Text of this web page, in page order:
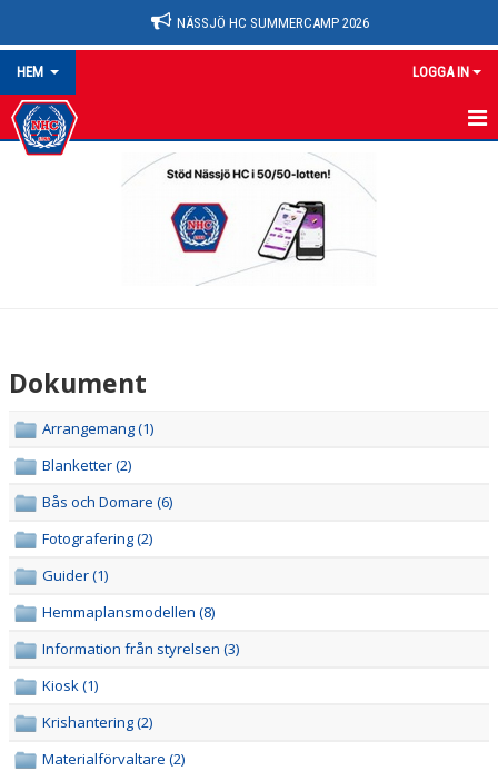
NÄSSJÖ HC SUMMERCAMP 2026
HEM LOGGA IN
NYHETER
FÖRENINGEN
HOCKEYGYMNASIET
DOKUMENT
MINA SIDOR
Dokument
Arrangemang (1)
Blanketter (2)
Bås och Domare (6)
Fotografering (2)
Guider (1)
Hemmaplansmodellen (8)
Information från styrelsen (3)
Kiosk (1)
Krishantering (2)
Materialförvaltare (2)